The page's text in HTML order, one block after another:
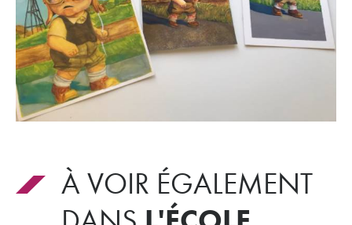
À VOIR ÉGALEMENT